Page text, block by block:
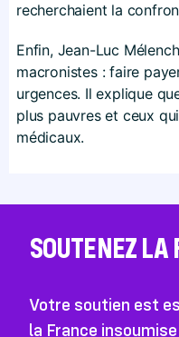
recherchaient la
Enfin, Jean-Luc
macronistes : faire
urgences. Il explique
plus pauvres et ceux
médicaux.
SOUTENEZ
Votre soutien est
la France